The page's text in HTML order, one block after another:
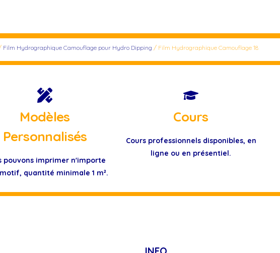
Film Hydrographique Camouflage pour Hydro Dipping / Film Hydrographique Camouflage 18
Modèles
Personnalisés
pouvons imprimer n'importe
quantité minimale 1 m².
Cours
Cours professionnels disponibles, en
ligne ou en présentiel.